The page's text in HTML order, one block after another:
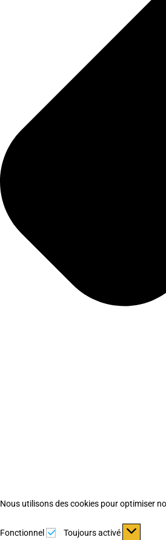
Nous utilisons des cookies pour optimiser
Fonctionnel Fonctionnel
Toujours activé